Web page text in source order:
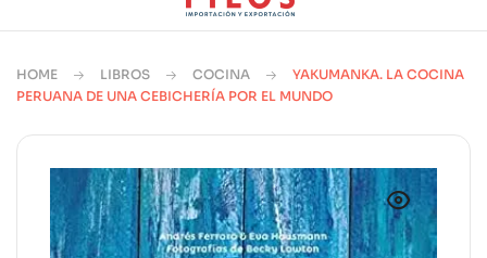
HOME LIBROS COCINA
YAKUMANKA. LA COCINA
PERUANA DE UNA CEBICHERÍA POR EL MUNDO